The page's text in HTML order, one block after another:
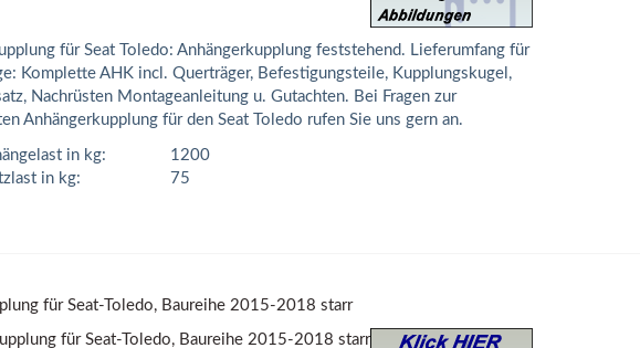
für Seat Toledo: Anhängerkupplung feststehend. Lieferumfang für
Komplette AHK incl. Querträger, Befestigungsteile, Kupplungskugel,
Nachrüsten Montageanleitung u. Gutachten. Bei Fragen zur
Anhängerkupplung für den Seat Toledo rufen Sie uns gern an.
in kg:
1200
in kg:
75
für Seat-Toledo, Baureihe 2015-2018 starr